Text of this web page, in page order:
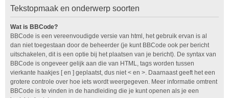
Tekstopmaak en onderwerp soorten
Wat is BBCode?
BBCode is een vereenvoudigde versie van html, het gebruik ervan is al
dan niet toegestaan door de beheerder (je kunt BBCode ook per bericht
uitschakelen, dit is een optie bij het plaatsen van je bericht). De syntax van
BBCode is ongeveer gelijk aan die van HTML, tags worden tussen
vierkante haakjes [ en ] geplaatst, dus niet < en >. Daarnaast geeft het een
grotere controle over hoe iets wordt weergegeven. Meer informatie omtrent
BBCode is te vinden in de handleiding die je kunt openen als je een